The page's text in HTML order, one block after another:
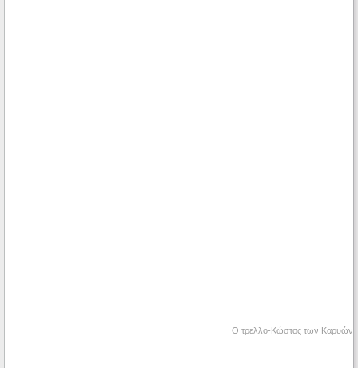
Ο τρελλο-Κώστας των Καρυών